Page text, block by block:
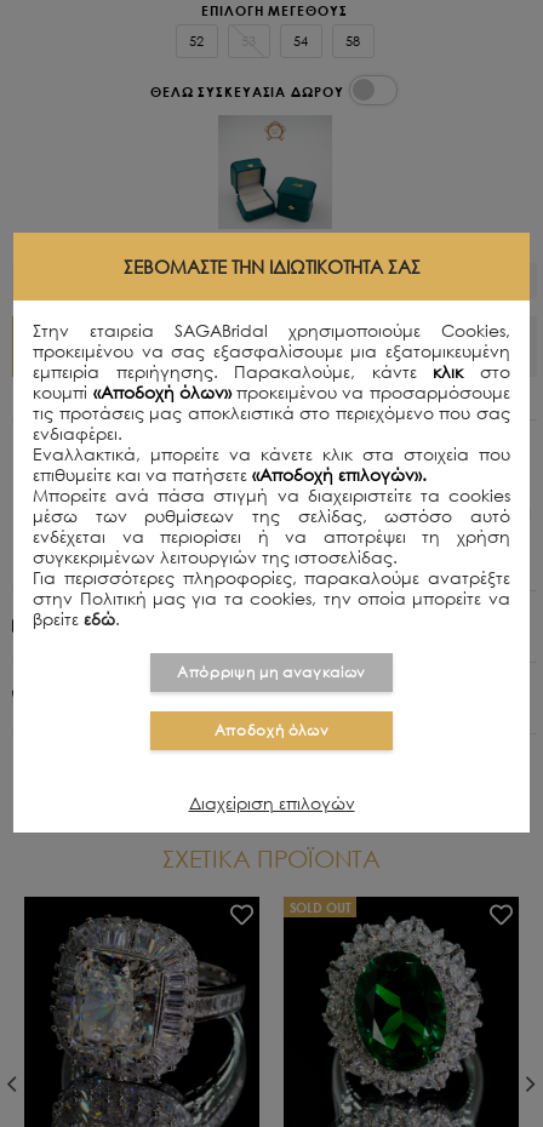
ΕΠΙΛΟΓΗ ΜΕΓΕΘΟΥΣ
52
53 54 58
ΘΕΛΩ ΣΥΣΚΕΥΑΣΙΑ ΔΩΡΟΥ
ΠΡΟΣΘΗΚΗ ΣΤΟ ΚΑΛΑΘΙ
Περιγραφή
Radiant άχρωμος μοϊσανίτης διακοσμημένος σε
pave σχέδιο με μικρότερους μοϊσανιτες στα πλαϊνά
δεμένο σε σκελετό από ασήμι 925. GM: 8,24
Καράτια Βάρος: 4.00
Πολιτική Αποστολών
+30 210 8015979
ΣΧΕΤΙΚΑ ΠΡΟΪΟΝΤΑ
SOLD OUT
ΣΕΒΌΜΑΣΤΕ ΤΗΝ ΙΔΙΩΤΙΚΌΤΗΤΆ ΣΑΣ
Στην εταιρεία SAGABridal χρησιμοποιούμε Cookies,
προκειμένου να σας εξασφαλίσουμε μια εξατομικευμένη
εμπειρία περιήγησης. Παρακαλούμε, κάντε κλικ στο
κουμπί «Αποδοχή όλων»προκειμένου να προσαρμόσουμε
τις προτάσεις μας αποκλειστικά στο περιεχόμενο που σας
ενδιαφέρει.
Εναλλακτικά, μπορείτε να κάνετε κλικ στα στοιχεία που
επιθυμείτε και να πατήσετε«Αποδοχή επιλογών».
Μπορείτε ανά πάσα στιγμή να διαχειριστείτε τα cookies
μέσω των ρυθμίσεων της σελίδας, ωστόσο αυτό
ενδέχεται να περιορίσει ή να αποτρέψει τη χρήση
συγκεκριμένων λειτουργιών της ιστοσελίδας.
Για περισσότερες πληροφορίες, παρακαλούμε ανατρέξτε
στην Πολιτική μας για τα cookies, την οποία μπορείτε να
βρείτεεδώ.
Απόρριψη μη αναγκαίων
Αποδοχή όλων
Διαχείριση επιλογών